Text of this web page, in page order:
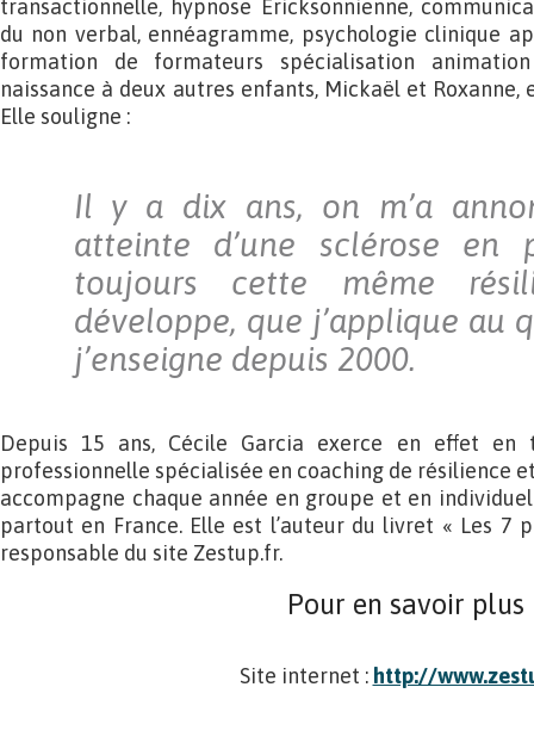
transactionnelle, hypnose Ericksonnienne,
du non verbal, ennéagramme, psychologie clinique
formation de formateurs spécialisation
naissance à deux autres enfants, Mickaël et Roxanne,
Elle souligne :
Il y a dix ans, on m’a
atteinte d’une sclérose en
toujours cette même
développe, que j’applique au
j’enseigne depuis 2000.
Depuis 15 ans, Cécile Garcia exerce en effet en
professionnelle spécialisée en coaching de résilience
accompagne chaque année en groupe et en
partout en France. Elle est l’auteur du livret « Les 7
responsable du site Zestup.fr.
Pour en savoir plus
Site internet : http://